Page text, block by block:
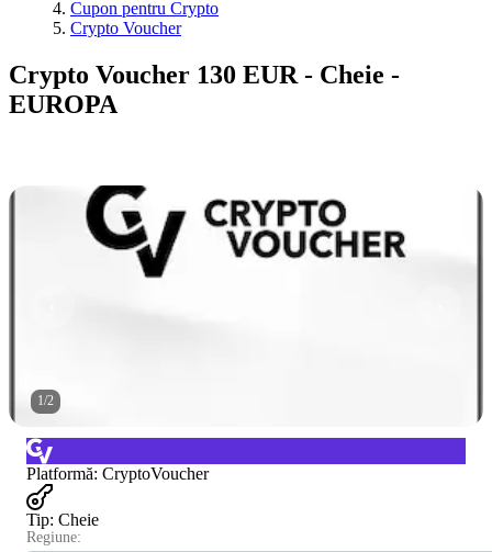
Cupon pentru Crypto
Crypto Voucher
Crypto Voucher 130 EUR - Cheie -
EUROPA
1/2
Platformă: CryptoVoucher
Tip: Cheie
Regiune: